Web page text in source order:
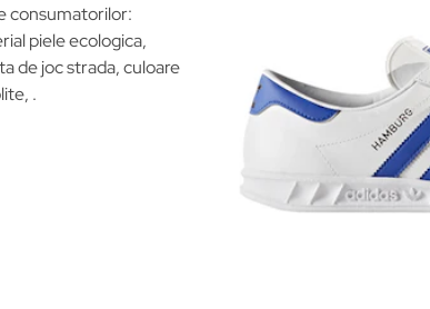
consumatorilor:
piele ecologica,
de joc strada, culoare
.